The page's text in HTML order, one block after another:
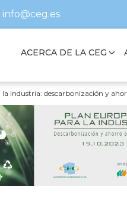
info@ceg.es
ACERCA DE LA CEG
industria: descarbonización y